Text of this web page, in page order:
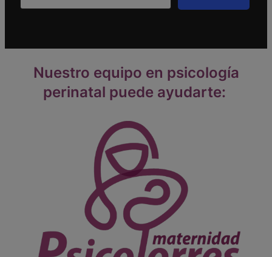
Nuestro equipo en psicología
perinatal puede ayudarte: